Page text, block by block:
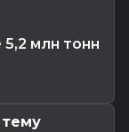
млн тонн